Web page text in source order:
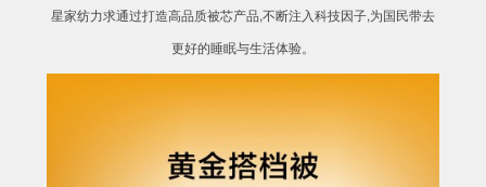
星家纺力求通过打造高品质被芯产品,不断注入科技因子,为国民带去
更好的睡眠与生活体验。